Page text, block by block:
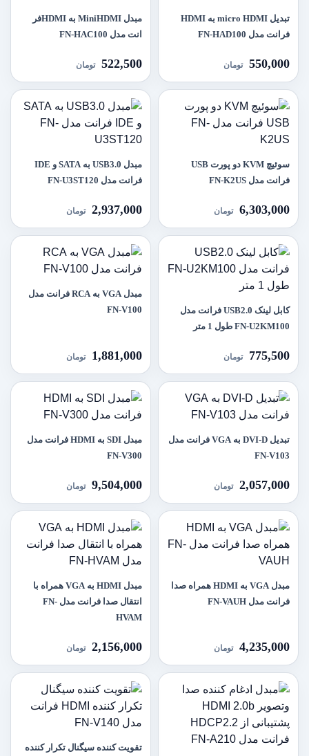
تبدیل micro HDMI به HDMI
فرانت مدل FN-HAD100
550,000 تومان
مبدل MiniHDMI به HDMIفر
انت مدل FN-HAC100
522,500 تومان
سوئیچ KVM دو پورت USB
فرانت مدل FN-K2US
6,303,000 تومان
مبدل USB3.0 به SATA و IDE
فرانت مدل FN-U3ST120
2,937,000 تومان
کابل لینک USB2.0 فرانت مدل
FN-U2KM100 طول 1 متر
775,500 تومان
مبدل VGA به RCA فرانت مدل
FN-V100
1,881,000 تومان
تبدیل DVI-D به VGA فرانت مدل
FN-V103
2,057,000 تومان
مبدل SDI به HDMI فرانت مدل
FN-V300
9,504,000 تومان
مبدل VGA به HDMI همراه صدا
فرانت مدل FN-VAUH
4,235,000 تومان
مبدل HDMI به VGA همراه با
انتقال صدا فرانت مدل FN-
HVAM
2,156,000 تومان
تقویت کننده سیگنال تکرار کننده